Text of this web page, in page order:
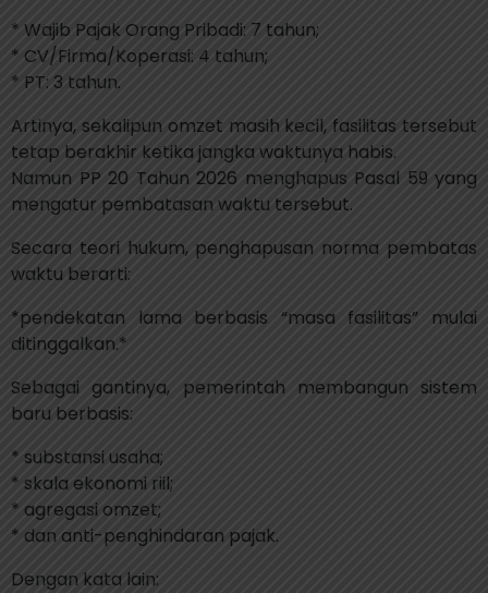
* Wajib Pajak Orang Pribadi: 7 tahun;
* CV/Firma/Koperasi: 4 tahun;
* PT: 3 tahun.
Artinya, sekalipun omzet masih kecil, fasilitas tersebut
tetap berakhir ketika jangka waktunya habis.
Namun PP 20 Tahun 2026 menghapus Pasal 59 yang
mengatur pembatasan waktu tersebut.
Secara teori hukum, penghapusan norma pembatas
waktu berarti:
*pendekatan lama berbasis “masa fasilitas” mulai
ditinggalkan.*
Sebagai gantinya, pemerintah membangun sistem
baru berbasis:
* substansi usaha;
* skala ekonomi riil;
* agregasi omzet;
* dan anti-penghindaran pajak.
Dengan kata lain: